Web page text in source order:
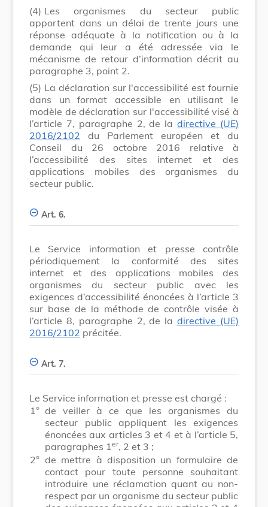
(4) Les organismes du secteur public
apportent dans un délai de trente jours une
réponse adéquate à la notification ou à la
demande qui leur a été adressée via le
mécanisme de retour d’information décrit au
paragraphe 3, point 2.
(5) La déclaration sur l'accessibilité est fournie
dans un format accessible en utilisant le
modèle de déclaration sur l'accessibilité visé à
l’article 7, paragraphe 2, de ladirective (UE)
2016/2102 du Parlement européen et du
Conseil du 26 octobre 2016 relative à
l’accessibilité des sites internet et des
applications mobiles des organismes du
secteur public.
Art. 6.
Le Service information et presse contrôle
périodiquement la conformité des sites
internet et des applications mobiles des
organismes du secteur public avec les
exigences d’accessibilité énoncées à l’article 3
sur base de la méthode de contrôle visée à
l’article 8, paragraphe 2, de ladirective (UE)
2016/2102 précitée.
Art. 7.
Le Service information et presse est chargé :
1° de veiller à ce que les organismes du
secteur public appliquent les exigences
énoncées aux articles 3 et 4 et à l’article 5,
paragraphes 1 er, 2 et 3 ;
2° de mettre à disposition un formulaire de
contact pour toute personne souhaitant
introduire une réclamation quant au non-
respect par un organisme du secteur public